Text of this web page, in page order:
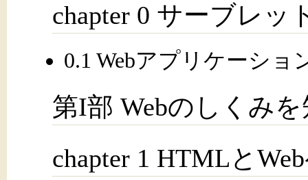
chapter 0 サーブレッ
0.1 Webアプリケーショ
第I部 Webのしくみ
chapter 1 HTMLと